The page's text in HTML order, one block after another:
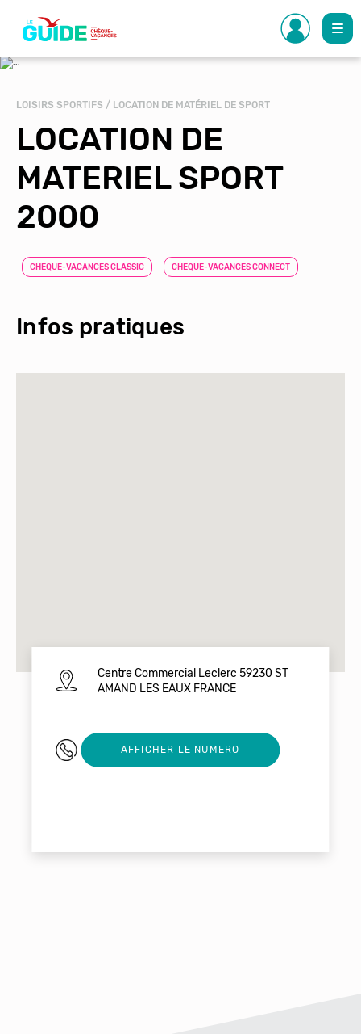
contenu
principal
LOISIRS SPORTIFS / LOCATION DE MATÉRIEL DE SPORT
LOCATION DE
MATERIEL SPORT
2000
CHEQUE-VACANCES CLASSIC CHEQUE-VACANCES CONNECT
Infos pratiques
Centre Commercial Leclerc 59230 ST
AMAND LES EAUX FRANCE
03 27 19 00 50
AFFICHER LE NUMERO